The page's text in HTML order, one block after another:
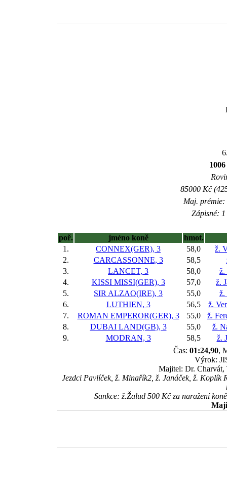
85000 Kč
Maj. prémie:
Zápisné:
poř. jméno koně
hmot.
1.
CONNEX(GER), 3 58,0
ž.
2.
CARCASSONNE, 3 58,5
3.
LANCET, 3 58,0
ž.
4.
KISSI MISSI(GER), 3 57,0
ž.
5.
SIR ALZAO(IRE), 3 55,0
ž.
6.
LUTHIEN, 3 56,5
ž.
7.
ROMAN EMPEROR(GER), 3 55,0
ž.
8.
DUBAI LAND(GB), 3 55,0
ž.
9.
MODRAN, 3 58,5
ž.
Čas: 01:24,90,
Výrok:
Majitel: Dr. Charvát,
Jezdci Pavlíček, ž. Minařík2, ž. Janáček, ž. Koplík
Sankce: ž.Žalud 500 Kč za naražení